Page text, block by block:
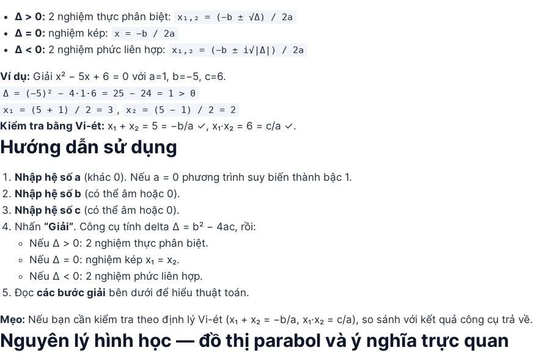
Δ > 0: 2 nghiệm thực phân biệt: x₁,₂ = (−b ± √Δ) / 2a
Δ = 0: nghiệm kép: x = −b / 2a
Δ < 0: 2 nghiệm phức liên hợp: x₁,₂ = (−b ± i√|Δ|) / 2a
Ví dụ: Giải x² − 5x + 6 = 0 với a=1, b=−5, c=6.
Δ = (−5)² − 4·1·6 = 25 − 24 = 1 > 0
x₁ = (5 + 1) / 2 = 3 , x₂ = (5 − 1) / 2 = 2
Kiểm tra bằng Vi-ét: x₁ + x₂ = 5 = −b/a ✓, x₁·x₂ = 6 = c/a ✓.
Hướng dẫn sử dụng
Nhập hệ số a (khác 0). Nếu a = 0 phương trình suy biến thành bậc 1.
Nhập hệ số b (có thể âm hoặc 0).
Nhập hệ số c (có thể âm hoặc 0).
Nhấn “Giải”. Công cụ tính delta Δ = b² − 4ac, rồi:
Nếu Δ > 0: 2 nghiệm thực phân biệt.
Nếu Δ = 0: nghiệm kép x₁ = x₂.
Nếu Δ < 0: 2 nghiệm phức liên hợp.
Đọc các bước giải bên dưới để hiểu thuật toán.
Mẹo: Nếu bạn cần kiểm tra theo định lý Vi-ét (x₁ + x₂ = −b/a, x₁·x₂ = c/a), so sánh với kết quả công cụ trả về.
Nguyên lý hình học — đồ thị parabol và ý nghĩa trực quan